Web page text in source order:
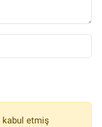
kabul etmiş